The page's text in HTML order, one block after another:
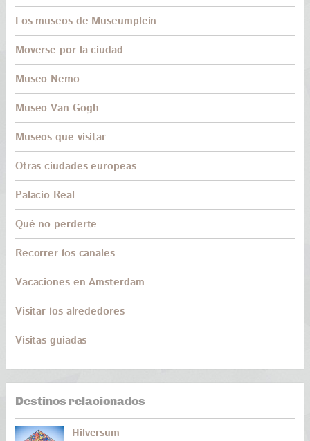
Los museos de Museumplein
Moverse por la ciudad
Museo Nemo
Museo Van Gogh
Museos que visitar
Otras ciudades europeas
Palacio Real
Qué no perderte
Recorrer los canales
Vacaciones en Amsterdam
Visitar los alrededores
Visitas guiadas
Destinos relacionados
Hilversum